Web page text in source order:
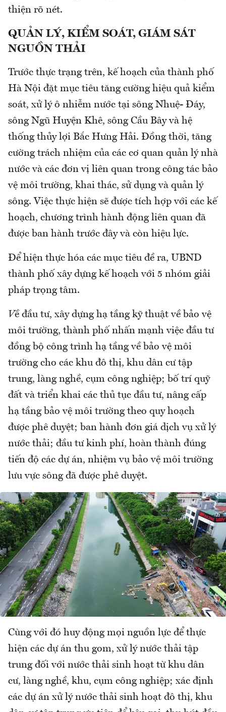
thiện rõ nét.
QUẢN LÝ, KIỂM SOÁT, GIÁM SÁT
NGUỒN THẢI
Trước thực trạng trên, kế hoạch của thành phố
Hà Nội đặt mục tiêu tăng cường hiệu quả kiểm
soát, xử lý ô nhiễm nước tại sông Nhuệ- Đáy,
sông Ngũ Huyện Khê, sông Cầu Bây và hệ
thống thủy lợi Bắc Hưng Hải. Đồng thời, tăng
cường trách nhiệm của các cơ quan quản lý nhà
nước và các đơn vị liên quan trong công tác bảo
vệ môi trường, khai thác, sử dụng và quản lý
sông. Việc thực hiện sẽ được tích hợp với các kế
hoạch, chương trình hành động liên quan đã
được ban hành trước đây và còn hiệu lực.
Để hiện thực hóa các mục tiêu đề ra, UBND
thành phố xây dựng kế hoạch với 5 nhóm giải
pháp trọng tâm.
Về đầu tư, xây dựng hạ tầng kỹ thuật về bảo vệ
môi trường, thành phố nhấn mạnh việc đầu tư
đồng bộ công trình hạ tầng về bảo vệ môi
trường cho các khu đô thị, khu dân cư tập
trung, làng nghề, cụm công nghiệp; bố trí quỹ
đất và triển khai các thủ tục đầu tư, nâng cấp
hạ tầng bảo vệ môi trường theo quy hoạch
được phê duyệt; ban hành đơn giá dịch vụ xử lý
nước thải; đầu tư kinh phí, hoàn thành đúng
tiến độ các dự án, nhiệm vụ bảo vệ môi trường
lưu vực sông đã được phê duyệt.
Cùng với đó huy động mọi nguồn lực để thực
hiện các dự án thu gom, xử lý nước thải tập
trung đối với nước thải sinh hoạt từ khu dân
cư, làng nghề, khu, cụm công nghiệp; xác định
các dự án xử lý nước thải sinh hoạt đô thị, khu